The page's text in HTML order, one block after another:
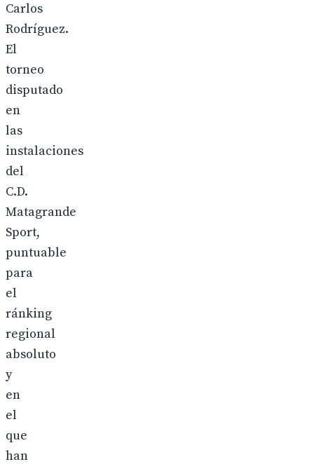
Carlos
Rodríguez.
El
torneo
disputado
en
las
instalaciones
del
C.D.
Matagrande
Sport,
puntuable
para
el
ránking
regional
absoluto
y
en
el
que
han